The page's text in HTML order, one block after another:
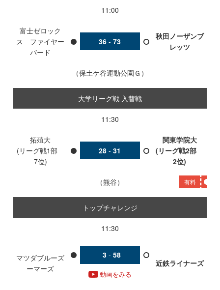
11:00
富士ゼロック
ス ファイヤー
バード
36 - 73
秋田ノーザンブ
レッツ
保土ケ谷運動公園Ｇ
大学リーグ戦 入替戦
11:30
拓殖大
(リーグ戦1部
7位)
28 - 31
関東学院大
(リーグ戦2部
2位)
熊谷 有料
トップチャレンジ
11:30
マツダブルーズ
ーマーズ
3 - 58
動画をみる
近鉄ライナーズ